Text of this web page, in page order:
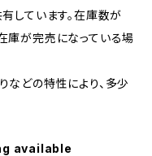
しています。在庫数が
庫が完売になっている場
どの特性により、多少
available